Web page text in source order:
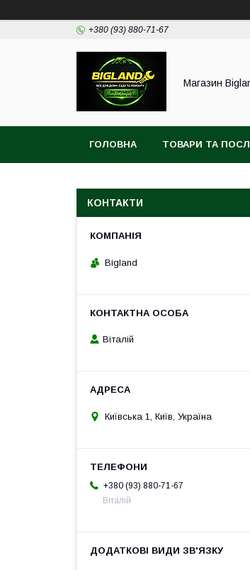
+380 (93) 880-71-67
Магазин
ГОЛОВНА ТОВАРИ ТА
КОНТАКТИ
Bigland
Віталій
Київська 1, Київ, Україна
+380 (93) 880-71-67
Віталій